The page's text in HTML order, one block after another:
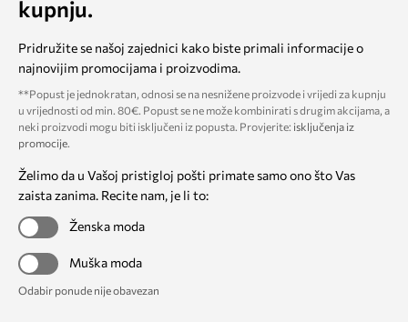
kupnju.
Pridružite se našoj zajednici kako biste primali informacije o
najnovijim promocijama i proizvodima.
**Popust je jednokratan, odnosi se na nesnižene proizvode i vrijedi za kupnju
u vrijednosti od min. 80€. Popust se ne može kombinirati s drugim akcijama, a
neki proizvodi mogu biti isključeni iz popusta. Provjerite: isključenja iz
promocije.
Želimo da u Vašoj pristigloj pošti primate samo ono što Vas
zaista zanima. Recite nam, je li to:
Ženska moda
Muška moda
Odabir ponude nije obavezan